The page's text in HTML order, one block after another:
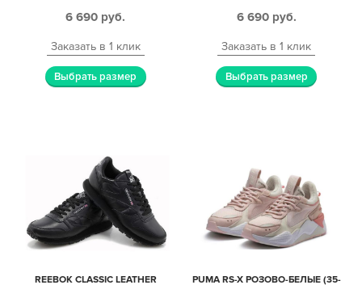
6 690 руб.
Заказать в 1 клик
Выбрать размер
6 690 руб.
Заказать в 1 клик
Выбрать размер
REEBOK CLASSIC LEATHER PUMA RS-X РОЗОВО-БЕЛЫЕ (35-